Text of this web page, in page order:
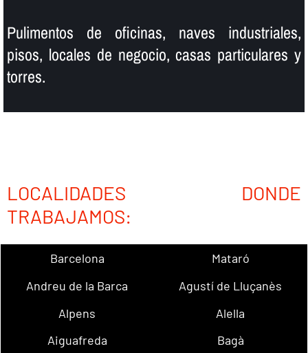
Pulimentos de oficinas, naves industriales,
pisos, locales de negocio, casas particulares y
torres.
LOCALIDADES DONDE
TRABAJAMOS:
Barcelona
Mataró
Andreu de la Barca
Agustí de Lluçanès
Alpens
Alella
Aiguafreda
Bagà